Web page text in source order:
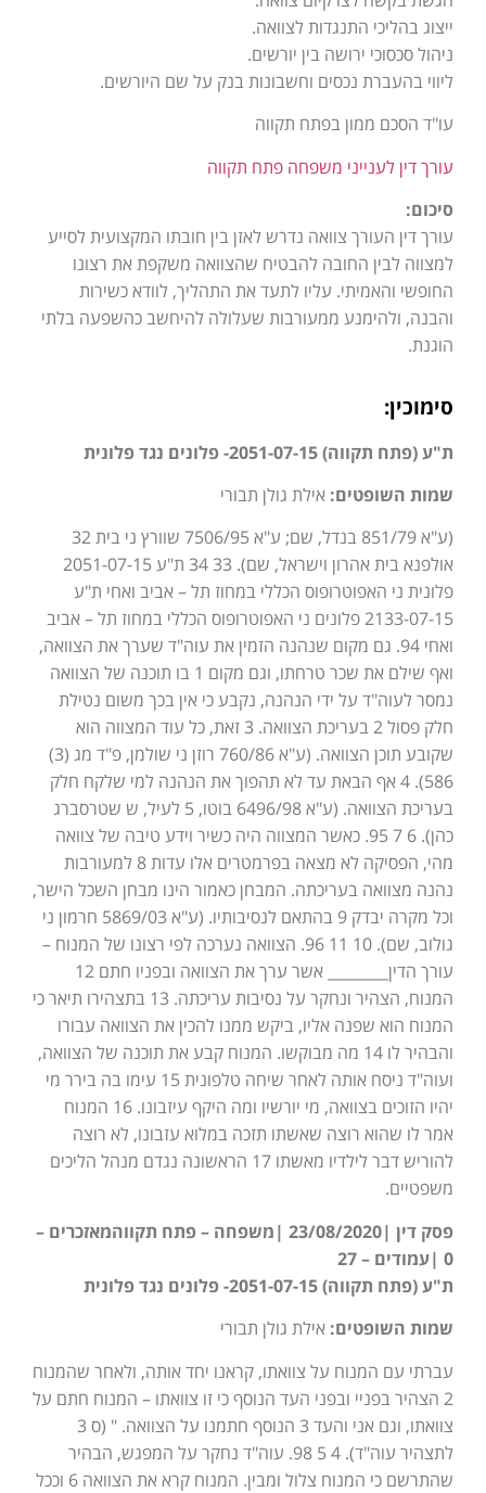
ייצוג בהליכי התנגדות לצוואה.
ניהול סכסוכי ירושה בין יורשים.
ליווי בהעברת נכסים וחשבונות בנק על שם היורשים.
עו"ד הסכם ממון בפתח תקווה
עורך דין לענייני משפחה פתח תקווה
סיכום:
עורך דין העורך צוואה נדרש לאזן בין חובתו המקצועית לסייע
למצווה לבין החובה להבטיח שהצוואה משקפת את רצונו
החופשי והאמיתי. עליו לתעד את התהליך, לוודא כשירות
והבנה, ולהימנע ממעורבות שעלולה להיחשב כהשפעה בלתי
הוגנת.
סימוכין:
ת"ע (פתח תקווה) 2051-07-15- פלונים נגד פלונית
שמות השופטים: אילת גולן תבורי
(ע"א 851/79 בנדל, שם; ע"א 7506/95 שוורץ ני בית 32
אולפנא בית אהרון וישראל, שם). 33 34 ת"ע 2051-07-15
פלונית ני האפוטרופוס הכללי במחוז תל – אביב ואחי ת"ע
2133-07-15 פלונים ני האפוטרופוס הכללי במחוז תל – אביב
ואחי 94. גם מקום שנהנה הזמין את עוה"ד שערך את הצוואה,
ואף שילם את שכר טרחתו, וגם מקום 1 בו תוכנה של הצוואה
נמסר לעוה"ד על ידי הנהנה, נקבע כי אין בכך משום נטילת
חלק פסול 2 בעריכת הצוואה. 3 זאת, כל עוד המצווה הוא
שקובע תוכן הצוואה. (ע"א 760/86 רוזן ני שולמן, פ"ד מג (3)
586). 4 אף הבאת עד לא תהפוך את הנהנה למי שלקח חלק
בעריכת הצוואה. (ע"א 6496/98 בוטו, 5 לעיל, ש שטרסברג
כהן). 6 7 95. כאשר המצווה היה כשיר וידע טיבה של צוואה
מהי, הפסיקה לא מצאה בפרמטרים אלו עדות 8 למעורבות
נהנה מצוואה בעריכתה. המבחן כאמור הינו מבחן השכל הישר,
וכל מקרה יבדק 9 בהתאם לנסיבותיו. (ע"א 5869/03 חרמון ני
גולוב, שם). 10 11 96. הצוואה נערכה לפי רצונו של המנוח –
עורך הדין________ אשר ערך את הצוואה ובפניו חתם 12
המנוח, הצהיר ונחקר על נסיבות עריכתה. 13 בתצהירו תיאר כי
המנוח הוא שפנה אליו, ביקש ממנו להכין את הצוואה עבורו
והבהיר לו 14 מה מבוקשו. המנוח קבע את תוכנה של הצוואה,
ועוה"ד ניסח אותה לאחר שיחה טלפונית 15 עימו בה בירר מי
יהיו הזוכים בצוואה, מי יורשיו ומה היקף עיזבונו. 16 המנוח
אמר לו שהוא רוצה שאשתו תזכה במלוא עזבונו, לא רוצה
להוריש דבר לילדיו מאשתו 17 הראשונה נגדם מנהל הליכים
משפטיים.
פסק דין |23/08/2020 |משפחה – פתח תקווהמאזכרים –
0 |עמודים – 27
ת"ע (פתח תקווה) 2051-07-15- פלונים נגד פלונית
שמות השופטים: אילת גולן תבורי
עברתי עם המנוח על צוואתו, קראנו יחד אותה, ולאחר שהמנוח
2 הצהיר בפניי ובפני העד הנוסף כי זו צוואתו – המנוח חתם על
צוואתו, וגם אני והעד 3 הנוסף חתמנו על הצוואה. " (ס 3
לתצהיר עוה"ד). 4 5 98. עוה"ד נחקר על המפגש, הבהיר
שהתרשם כי המנוח צלול ומבין. המנוח קרא את הצוואה 6 וככל